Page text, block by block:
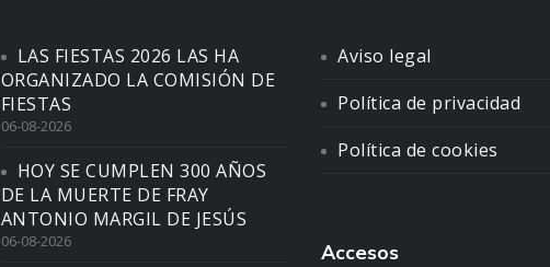
LAS FIESTAS 2026 LAS HA
ORGANIZADO LA COMISIÓN DE
FIESTAS
06-08-2026
HOY SE CUMPLEN 300 AÑOS
DE LA MUERTE DE FRAY
ANTONIO MARGIL DE JESÚS
06-08-2026
Aviso legal
Política de privacidad
Política de cookies
Accesos